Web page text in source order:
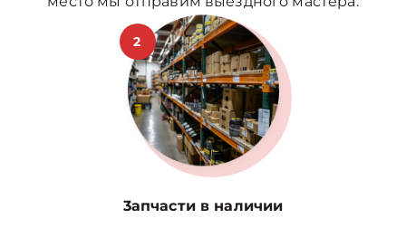
2
3апчасти в наличии